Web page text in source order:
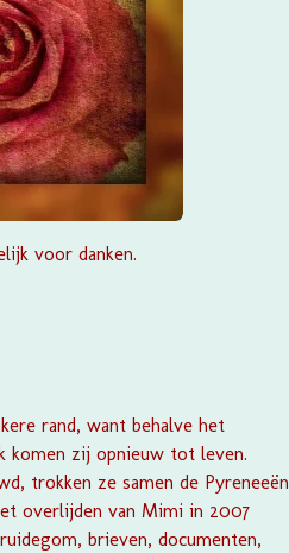
voor danken.
rand, want behalve het
komen zij opnieuw tot leven.
trokken ze samen de Pyreneeën
overlijden van Mimi in 2007
brieven, documenten,